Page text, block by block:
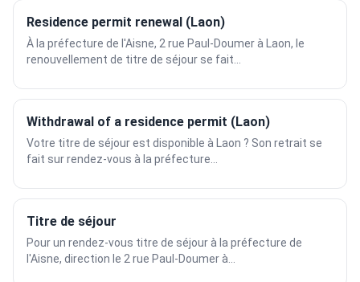
Residence permit renewal (Laon)
À la préfecture de l'Aisne, 2 rue Paul-Doumer à Laon, le
renouvellement de titre de séjour se fait...
Withdrawal of a residence permit (Laon)
Votre titre de séjour est disponible à Laon ? Son retrait se
fait sur rendez-vous à la préfecture...
Titre de séjour
Pour un rendez-vous titre de séjour à la préfecture de
l'Aisne, direction le 2 rue Paul-Doumer à...